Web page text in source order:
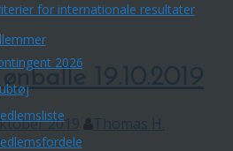
for internationale resultater
2026
19.10.2019
2019